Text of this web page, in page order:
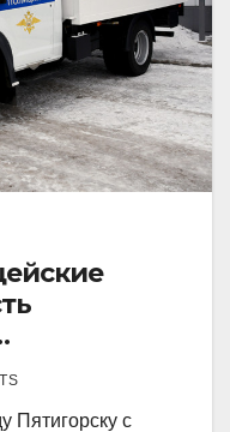
жителю
Пятигорску с